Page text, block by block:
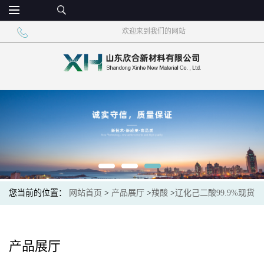
欢迎来到我们的网站
您当前的位置： 网站首页 > 产品展厅 >羧酸 >辽化己二酸99.9%现货
产品展厅